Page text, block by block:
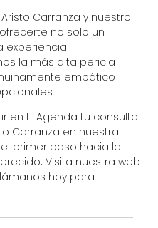
Aristo Carranza y nuestro
no solo un
experiencia
la más alta pericia
empático
en ti. Agenda tu consulta
Carranza en nuestra
el primer paso hacia la
. Visita nuestra web
hoy para